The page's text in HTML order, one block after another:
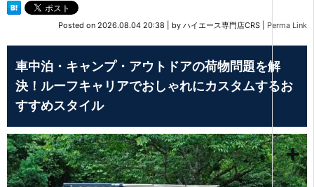
Posted on 2026.08.04 20:38 by ハイエース専門店CRS Perma Link
車中泊・キャンプ・アウトドアの荷物問題を解
決！ルーフキャリアでおしゃれにカスタムするお
すすめスタイル